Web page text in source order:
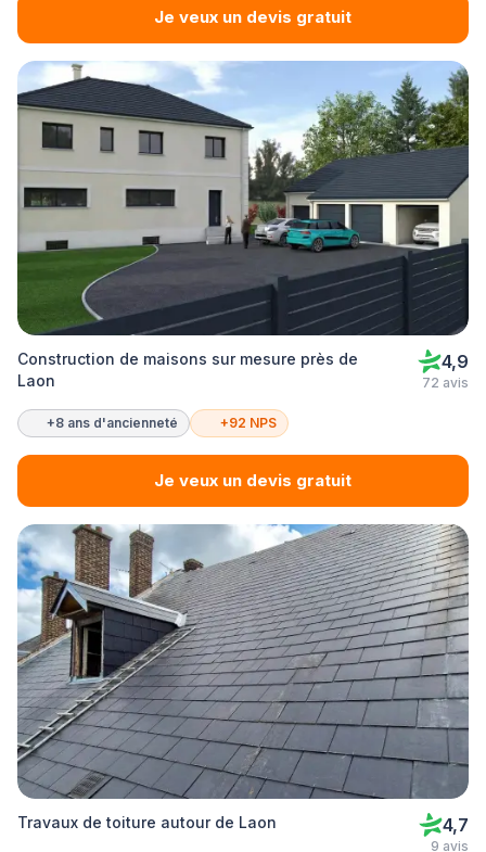
Je veux un devis gratuit
Construction de maisons sur mesure près de
Laon
4,9
72 avis
+8 ans d'ancienneté +92 NPS
Je veux un devis gratuit
Travaux de toiture autour de Laon 4,7
9 avis